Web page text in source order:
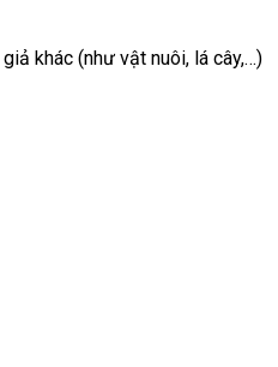
khác (như vật nuôi, lá cây,…)